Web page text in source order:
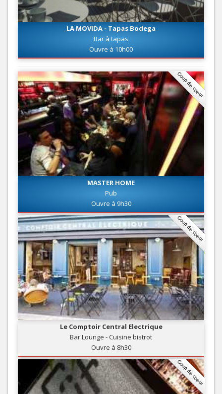
LA MOVIDA - Tapas Bodega
Bar à tapas
Ouvre à 10h00
Coup de coeur
MASTER HOME
Pub
Ouvre à 9h30
Coup de coeur
Le Comptoir Central Electrique
Bar Lounge - Cuisine bistrot
Ouvre à 8h30
Coup de coeur